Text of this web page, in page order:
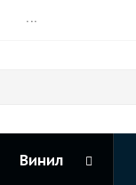
...
Винил